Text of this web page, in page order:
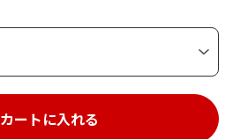
カートに入れる